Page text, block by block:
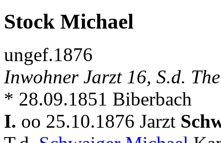
Stock Michael
ungef.1876
Inwohner Jarzt 16, S.d.
* 28.09.1851 Biberbach
I. oo 25.10.1876 Jarzt